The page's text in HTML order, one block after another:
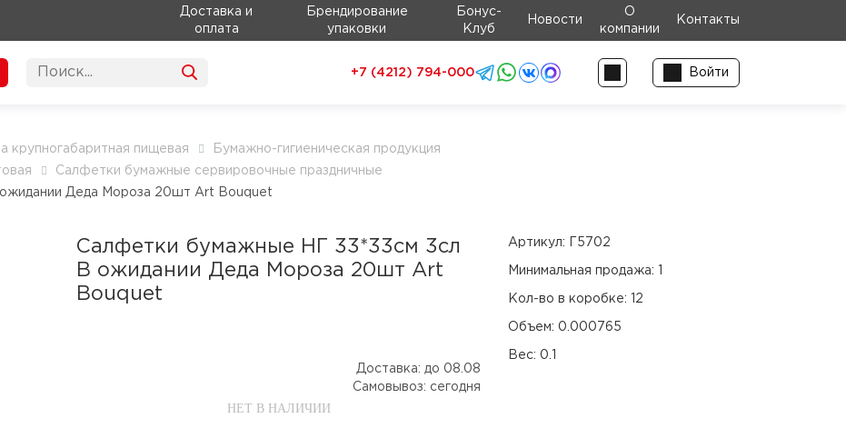
Доставка и
оплата
Брендирование
упаковки
Бонус-
Клуб
Новости
О
компании
Контакты
+7 (4212) 794-000 Войти
крупногабаритная пищевая
Бумажно-гигиеническая продукция
Салфетки бумажные сервировочные праздничные
Деда Мороза 20шт Art Bouquet
Салфетки бумажные НГ 33*33см 3сл
В ожидании Деда Мороза 20шт Art
Bouquet
Доставка: до 08.08
Самовывоз: сегодня
НЕТ В НАЛИЧИИ
Артикул: Г5702
Минимальная продажа:
Кол-во в коробке: 12
Объем: 0.000765
Вес: 0.1